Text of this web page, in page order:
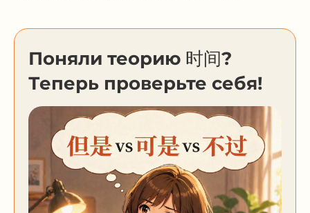
Поняли теорию 时间?
Теперь проверьте себя!